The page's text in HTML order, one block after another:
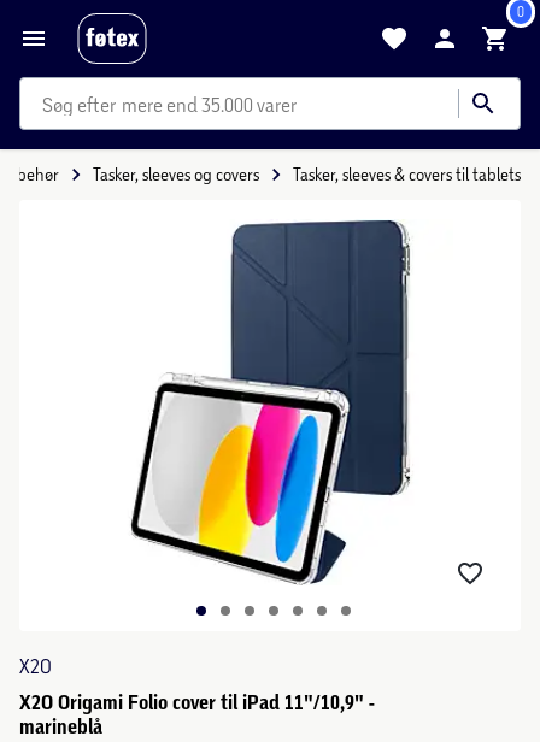
0
mere end 35.000 varer
Tasker, sleeves og covers Tasker, sleeves & covers til tablets
X2O
X2O Origami Folio cover til iPad 11"/10,9" -
marineblå